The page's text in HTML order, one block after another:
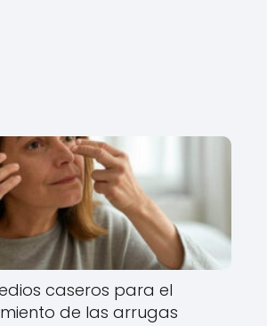
caseros para el
de las arrugas